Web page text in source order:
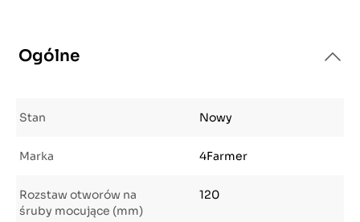
Ogólne
Stan Nowy
Marka 4Farmer
Rozstaw otworów na
śruby mocujące (mm)
120